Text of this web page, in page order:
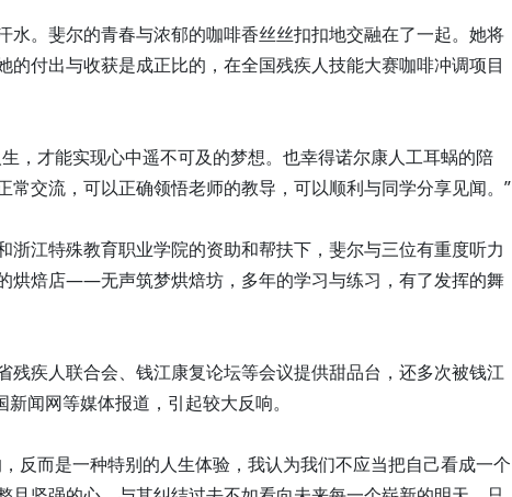
水。斐尔的青春与浓郁的咖啡香丝丝扣扣地交融在了一起。她将
付出与收获是成正比的，在全国残疾人技能大赛咖啡冲调项目
，才能实现心中遥不可及的梦想。也幸得诺尔康人工耳蜗的陪
交流，可以正确领悟老师的教导，可以顺利与同学分享见闻。”
浙江特殊教育职业学院的资助和帮扶下，斐尔与三位有重度听力
烘焙店——无声筑梦烘焙坊，多年的学习与练习，有了发挥的舞
残疾人联合会、钱江康复论坛等会议提供甜品台，还多次被钱江
闻网等媒体报道，引起较大反响。
反而是一种特别的人生体验，我认为我们不应当把自己看成一个